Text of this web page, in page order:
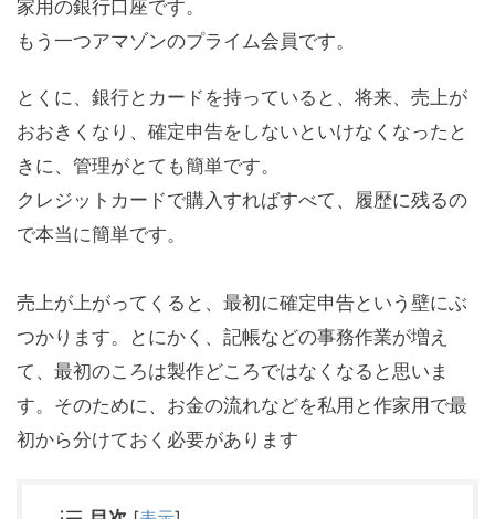
家用の銀行口座です。
もう一つアマゾンのプライム会員です。
とくに、銀行とカードを持っていると、将来、売上が
おおきくなり、確定申告をしないといけなくなったと
きに、管理がとても簡単です。
クレジットカードで購入すればすべて、履歴に残るの
で本当に簡単です。
売上が上がってくると、最初に確定申告という壁にぶ
つかります。とにかく、記帳などの事務作業が増え
て、最初のころは製作どころではなくなると思いま
す。そのために、お金の流れなどを私用と作家用で最
初から分けておく必要があります